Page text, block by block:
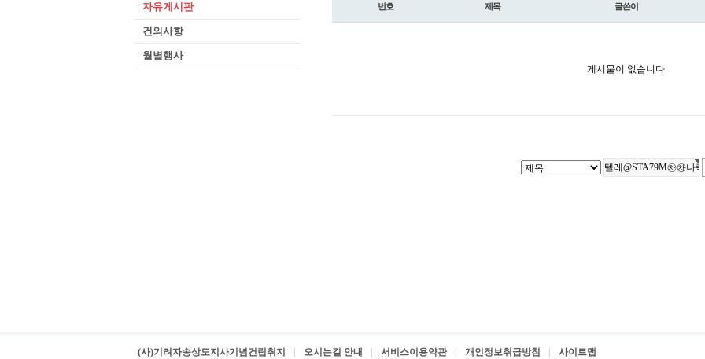
자유게시판
건의사항
월별행사
번호 제목 글쓴이
게시물이 없습니다.
(사)기려자송상도지사기념건립취지 오시는길 안내 서비스이용약관 개인정보취급방침 사이트맵